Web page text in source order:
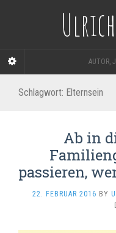
AUTOR,
Schlagwort: Elternsein
Ab in
passieren,
22. FEBRUAR 2016 BY